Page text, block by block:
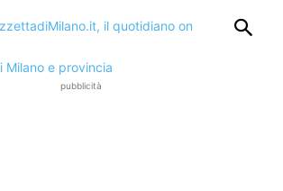
pubblicità